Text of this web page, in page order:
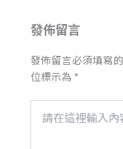
發佈留言
發佈留言必須填寫
位標示為 *